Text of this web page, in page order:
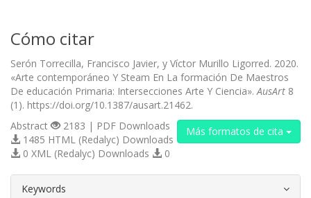
Cómo citar
Serón Torrecilla, Francisco Javier, y Víctor Murillo Ligorred. 2020.
«Arte contemporáneo Y Steam En La formación De Maestros
De educación Primaria: Intersecciones Arte Y Ciencia».AusArt 8
(1). https://doi.org/10.1387/ausart.21462.
Más formatos de cita
Abstract
2183 | PDF Downloads
1485 HTML (Redalyc) Downloads
0 XML (Redalyc) Downloads
0
Keywords